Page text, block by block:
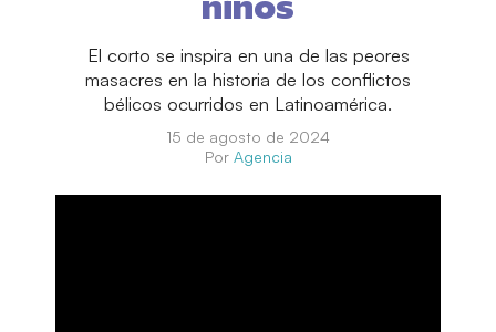
niños
El corto se inspira en una de las peores
masacres en la historia de los conflictos
bélicos ocurridos en Latinoamérica.
15 de agosto de 2024
Por Agencia